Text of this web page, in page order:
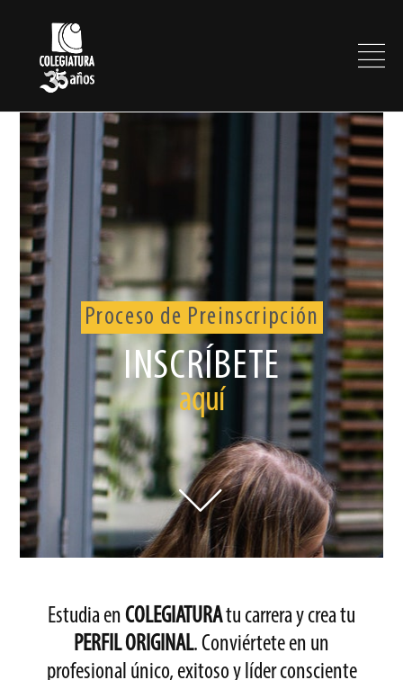
Proceso de Preinscripción
INSCRÍBETE
aquí
Estudia enCOLEGIATURAtu carrera y crea tu
PERFIL ORIGINAL. Conviértete en un
profesional único, exitoso y líder consciente